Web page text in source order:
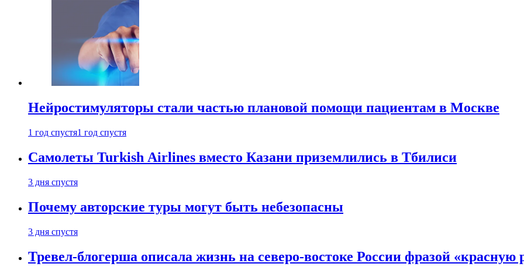
Нейростимуляторы стали частью плановой помощи пациентам в Москве
1 год спустя1 год спустя
Самолеты Turkish Airlines вместо Казани приземлились в Тбилиси
3 дня спустя
Почему авторские туры могут быть небезопасны
3 дня спустя
Тревел-блогерша описала жизнь на северо-востоке России фразой